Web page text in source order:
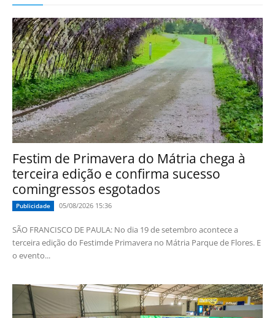
Festim de Primavera do Mátria chega à
terceira edição e confirma sucesso
comingressos esgotados
Publicidade 05/08/2026 15:36
SÃO FRANCISCO DE PAULA: No dia 19 de setembro acontece a
terceira edição do Festimde Primavera no Mátria Parque de Flores. E
o evento...